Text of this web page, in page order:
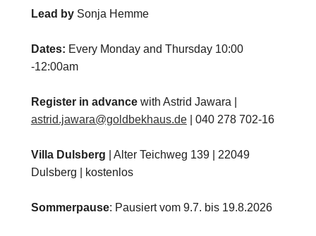
Lead bySonja Hemme
Dates: Every Monday and Thursday 10:00
-12:00am
Register in advancewith Astrid Jawara |
astrid.jawara@goldbekhaus.de| 040 278 702-16
Villa Dulsberg
| Alter Teichweg 139 | 22049
Dulsberg | kostenlos
Sommerpause: Pausiert vom 9.7. bis 19.8.2026